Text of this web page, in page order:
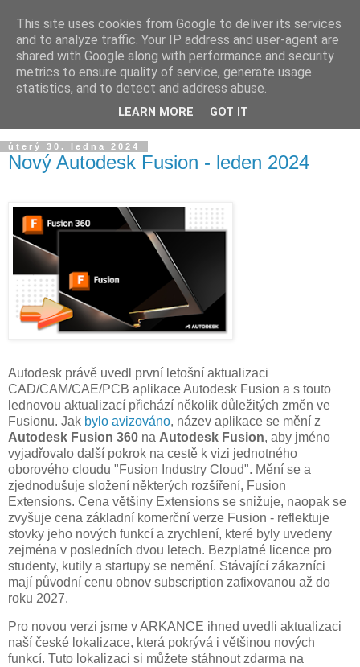
úterý 30. ledna 2024
Nový Autodesk Fusion - leden 2024
Autodesk právě uvedl první letošní aktualizaci
CAD/CAM/CAE/PCB aplikace Autodesk Fusion a s touto
lednovou aktualizací přichází několik důležitých změn ve
Fusionu. Jak bylo avizováno, název aplikace se mění z
Autodesk Fusion 360 na Autodesk Fusion, aby jméno
vyjadřovalo další pokrok na cestě k vizi jednotného
oborového cloudu "Fusion Industry Cloud". Mění se a
zjednodušuje složení některých rozšíření, Fusion
Extensions. Cena většiny Extensions se snižuje, naopak se
zvyšuje cena základní komerční verze Fusion - reflektuje
stovky jeho nových funkcí a zrychlení, které byly uvedeny
zejména v posledních dvou letech. Bezplatné licence pro
studenty, kutily a startupy se nemění. Stávající zákazníci
mají původní cenu obnov subscription zafixovanou až do
roku 2027.
Pro novou verzi jsme v ARKANCE ihned uvedli aktualizaci
naší české lokalizace, která pokrývá i většinou nových
funkcí. Tuto lokalizaci si můžete stáhnout zdarma na
This site uses cookies from Google to deliver its services
and to analyze traffic. Your IP address and user-agent are
shared with Google along with performance and security
metrics to ensure quality of service, generate usage
statistics, and to detect and address abuse.
LEARN MORE GOT IT